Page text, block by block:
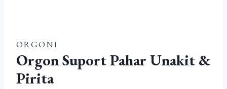
ORGONI
Orgon Suport Pahar Unakit &
Pirita